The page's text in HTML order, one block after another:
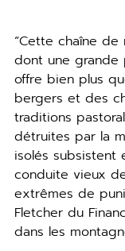
“Cette chaîne
dont une grande
offre bien plus
bergers et des
traditions
détruites par la
isolés subsistent
conduite vieux
extrêmes de
Fletcher du
dans les